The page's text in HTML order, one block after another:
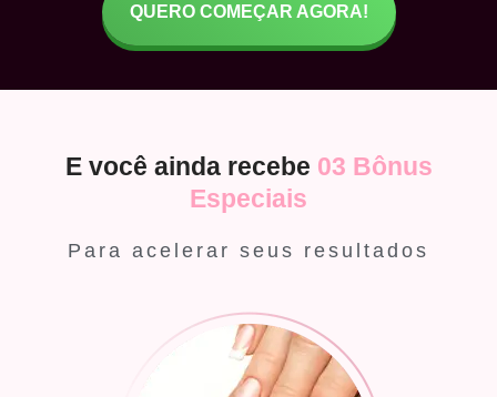
QUERO COMEÇAR AGORA!
E você ainda recebe 03 Bônus
Especiais
Para acelerar seus resultados